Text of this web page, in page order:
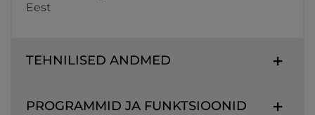
Eest
TEHNILISED ANDMED
PROGRAMMID JA FUNKTSIOONID